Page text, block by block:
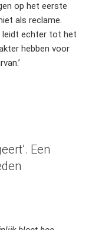
op het eerste
als reclame.
leidt echter tot het
hebben voor
Een